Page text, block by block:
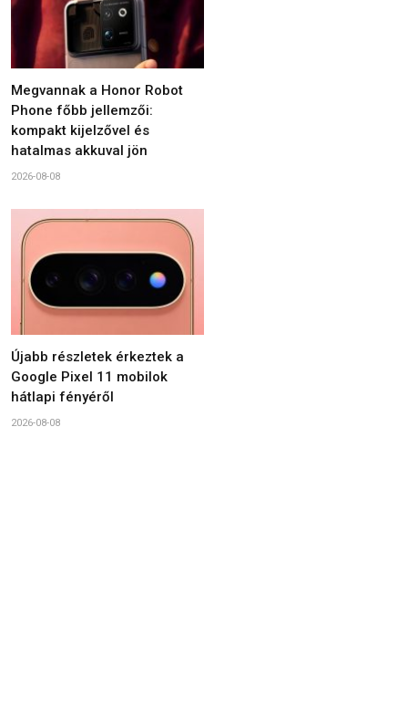
Megvannak a Honor Robot
Phone főbb jellemzői:
kompakt kijelzővel és
hatalmas akkuval jön
2026-08-08
Újabb részletek érkeztek a
Google Pixel 11 mobilok
hátlapi fényéről
2026-08-08